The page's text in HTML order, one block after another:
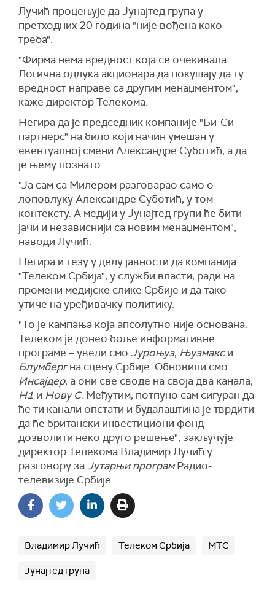
Лучић процењује да Јунајтед група у
претходних 20 година "није вођена како
треба".
"Фирма нема вредност која се очекивала.
Логична одлука акционара да покушају да ту
вредност направе са другим менаџментом",
каже директор Телекома.
Негира да је председник компаније "Би-Си
партнерс" на било који начин умешан у
евентуалној смени Александре Суботић, а да
је њему познато.
"Ја сам са Милером разговарао само о
лоповлуку Александре Суботић, у том
контексту. А медији у Јунајтед групи ће бити
јачи и независнији са новим менаџментом",
наводи Лучић.
Негира и тезу у делу јавности да компанија
"Телеком Србија", у служби власти, ради на
промени медијске слике Србије и да тако
утиче на уређивачку политику.
"То је кампања која апсолутно није основана.
Телеком је донео боље информативне
програме – увели смо Јуроњуз, Њузмакси
Блумбергна сцену Србије. Обновили смо
Инсајдер, а они све своде на своја два канала,
Н1 и Нову С. Међутим, потпуно сам сигуран да
ће ти канали опстати и будалаштина је тврдити
да ће британски инвестициони фонд
дозволити неко друго решење", закључује
директор Телекома Владимир Лучић у
разговору за Јутарњи програмРадио-
телевизије Србије.
Владимир Лучић Телеком Србија МТС
Јунајтед група